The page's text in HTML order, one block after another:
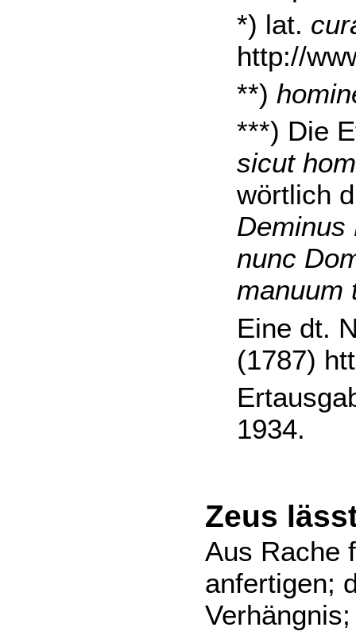
*) lat.
http://
**)
***) Die
sicut
wörtlich
nunc
manuum
Eine dt.
(1787)
1934.
Zeus
Aus Rache
anfertigen;